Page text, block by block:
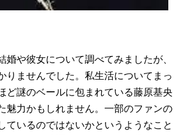
婚や彼女について調べてみましたが、
りませんでした。私生活についてまっ
ど謎のベールに包まれている藤原基央
魅力かもしれません。一部のファンの
ているのではないかというようなこと